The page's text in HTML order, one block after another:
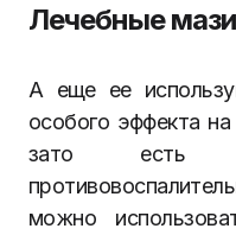
Лечебные
А еще ее
особого эффекта
зато есть
можно